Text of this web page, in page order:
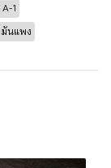
1
นแพง